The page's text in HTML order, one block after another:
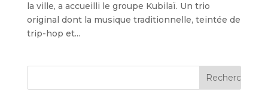
la ville, a accueilli le groupe Kubilaï. Un trio
original dont la musique traditionnelle, teintée de
trip-hop et...